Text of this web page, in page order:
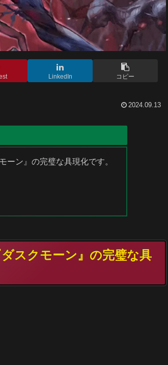
LinkedIn コピー
2024.09.13
ーン』の完璧な具現化です。
スクモーン』の完璧な具